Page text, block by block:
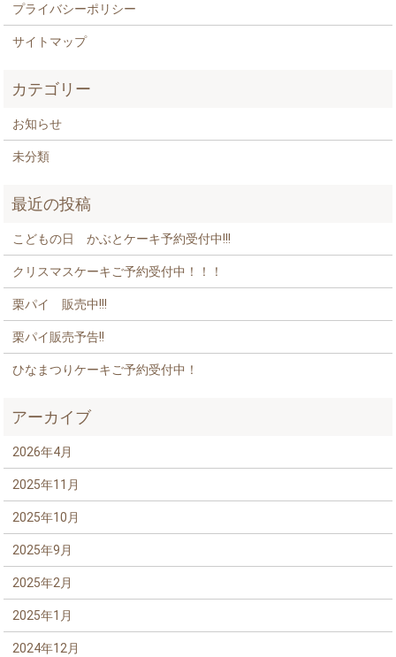
プライバシーポリシー
サイトマップ
カテゴリー
お知らせ
未分類
最近の投稿
こどもの日 かぶとケーキ予約受付中!!!
クリスマスケーキご予約受付中！！！
栗パイ 販売中!!!
栗パイ販売予告!!
ひなまつりケーキご予約受付中！
アーカイブ
2026年4月
2025年11月
2025年10月
2025年9月
2025年2月
2025年1月
2024年12月